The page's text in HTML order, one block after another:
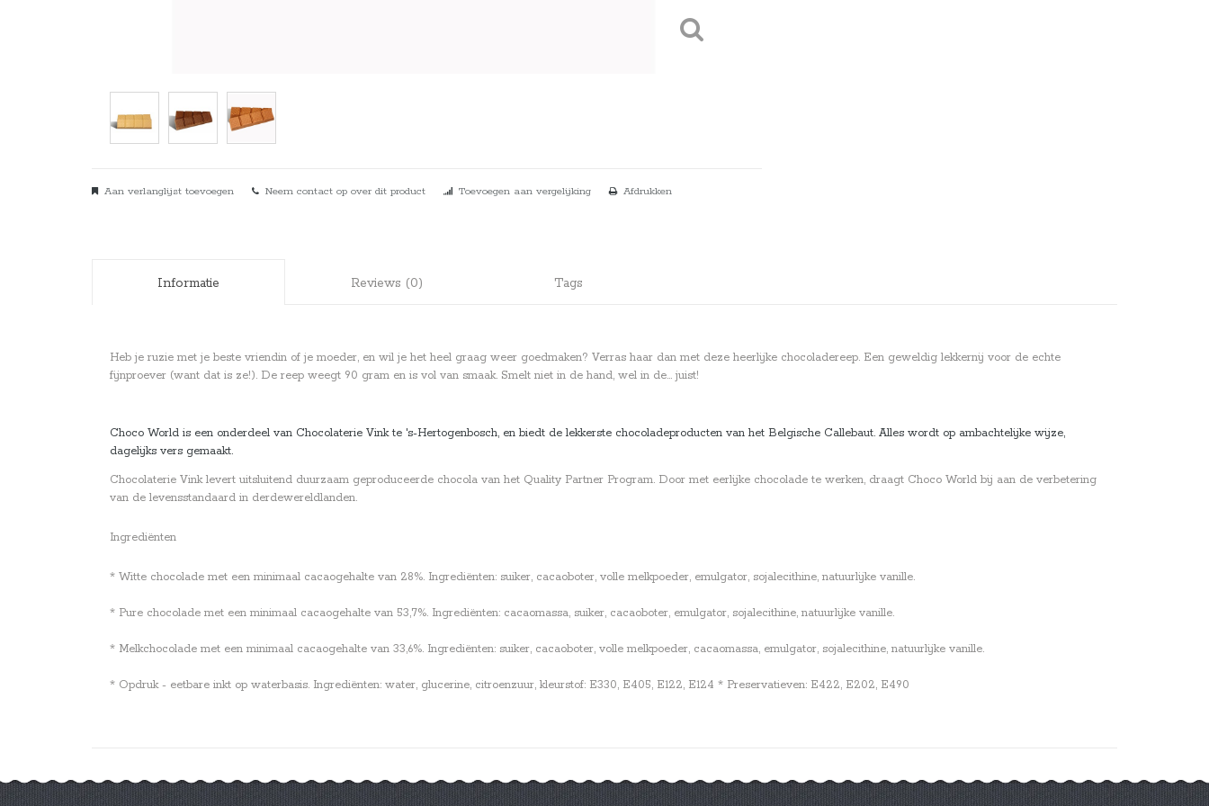
Aan verlanglijst toevoegen Neem contact op over dit product Toevoegen aan vergelijking Afdrukken
Informatie Reviews (0) Tags
Heb je ruzie met je beste vriendin of je moeder, en wil je het heel graag weer goedmaken? Verras haar dan met deze heerlijke chocoladereep. Een geweldig lekkernij voor de echte
fijnproever (want dat is ze!). De reep weegt 90 gram en is vol van smaak. Smelt niet in de hand, wel in de... juist!
Choco World is een onderdeel van Chocolaterie Vink te 's-Hertogenbosch, en biedt de lekkerste chocoladeproducten van het Belgische Callebaut. Alles wordt op ambachtelijke wijze,
dagelijks vers gemaakt.
Chocolaterie Vink levert uitsluitend duurzaam geproduceerde chocola van het Quality Partner Program. Door met eerlijke chocolade te werken, draagt Choco World bij aan de verbetering
van de levensstandaard in derdewereldlanden.
Ingrediënten
* Witte chocolade met een minimaal cacaogehalte van 28%. Ingrediënten: suiker, cacaoboter, volle melkpoeder, emulgator, sojalecithine, natuurlijke vanille.
* Pure chocolade met een minimaal cacaogehalte van 53,7%. Ingrediënten: cacaomassa, suiker, cacaoboter, emulgator, sojalecithine, natuurlijke vanille.
* Melkchocolade met een minimaal cacaogehalte van 33,6%. Ingrediënten: suiker, cacaoboter, volle melkpoeder, cacaomassa, emulgator, sojalecithine, natuurlijke vanille.
* Opdruk - eetbare inkt op waterbasis. Ingrediënten: water, glucerine, citroenzuur, kleurstof: E330, E405, E122, E124 * Preservatieven: E422, E202, E490